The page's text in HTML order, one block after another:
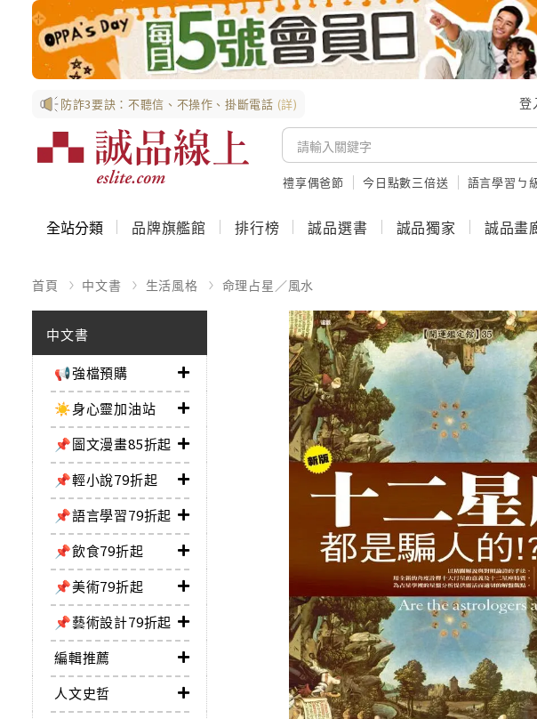
防詐3要訣：不聽信、不操作、掛斷電話 (詳) 登
禮享偶爸節 今日點數三倍送 語言學習ㄅ
全站分類 品牌旗艦館 排行榜 誠品選書 誠品獨家 誠品畫
首頁 中文書 生活風格 命理占星／風水
中文書
📢強檔預購
☀️身心靈加油站
📌圖文漫畫85折起
📌輕小說79折起
📌語言學習79折起
📌飲食79折起
📌美術79折起
📌藝術設計79折起
編輯推薦
人文史哲